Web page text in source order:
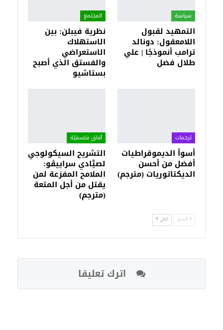
سياسة
التمهيد لقبول
اللامعقول: دونالد
ترامب أنموذجًا | علي
طلال فضل
المجتمع
نظرية فيبلن: بين
الاستهلاك
الاستعراضي
والفستق الذي أصبح
بستاشيو
ترجمات
أسوأ الديموقراطيات
أفضل من أحسن
الديكتاتوريات (مترجم)
آفاق فلسفيّة‎
التشريح السيكولوجي
لصيَّادي سراييڤو:
الملامح المفزعة لمن
يقتل من أجل المتعة
(مترجم)
السابق التالي
اترك تعليقا